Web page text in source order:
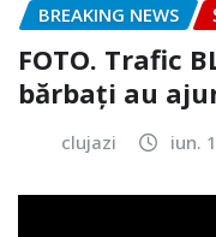
BREAKING NEWS
FOTO. Trafic
bărbați au
clujazi iun.